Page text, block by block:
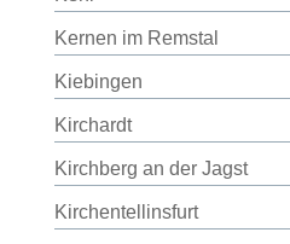
Kernen im Remstal
Kiebingen
Kirchardt
Kirchberg an der Jagst
Kirchentellinsfurt